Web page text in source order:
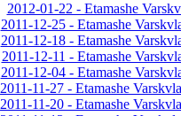
2012-01-22 - Etamashe
2011-12-25 - Etamashe
2011-12-18 - Etamashe
2011-12-11 - Etamashe
2011-12-04 - Etamashe
2011-11-27 - Etamashe
2011-11-20 - Etamashe